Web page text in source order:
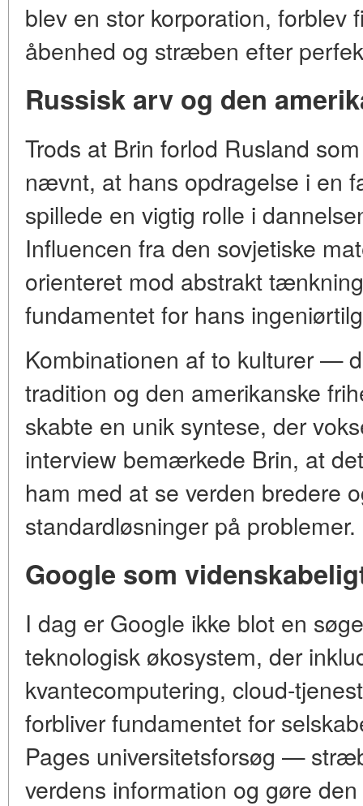
blev en stor korporation, forblev
åbenhed og stræben efter
Russisk arv og den
Trods at Brin forlod Rusland
nævnt, at hans opdragelse i en
spillede en vigtig rolle i
Influencen fra den sovjetiske
orienteret mod abstrakt
fundamentet for hans
Kombinationen af to kulturer —
tradition og den amerikanske
skabte en unik syntese, der
interview bemærkede Brin, at
ham med at se verden bredere
standardløsninger på problemer.
Google som
I dag er Google ikke blot en
teknologisk økosystem, der
kvantecomputering, cloud-
forbliver fundamentet for
Pages universitetsforsøg —
verdens information og gøre